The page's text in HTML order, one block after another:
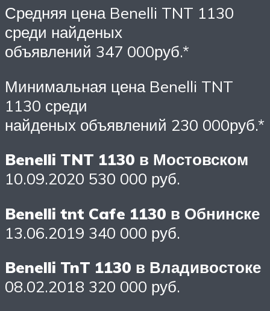
Средняя цена Benelli TNT 1130
среди найденых
объявлений 347 000руб.*
Минимальная цена Benelli TNT
1130 среди
найденых объявлений 230 000руб.*
Benelli TNT 1130 в Мостовском
10.09.2020 530 000 руб.
Benelli tnt Cafe 1130 в Обнинске
13.06.2019 340 000 руб.
Benelli TnT 1130 в Владивостоке
08.02.2018 320 000 руб.